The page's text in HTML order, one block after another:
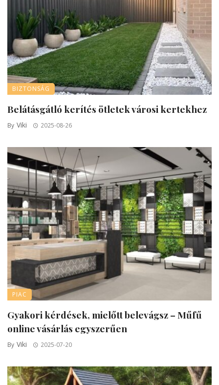
BIZTONSÁG
Belátásgátló kerítés ötletek városi kertekhez
By Viki 2025-08-26
PIAC
Gyakori kérdések, mielőtt belevágsz – Műfű
online vásárlás egyszerűen
By Viki 2025-07-20